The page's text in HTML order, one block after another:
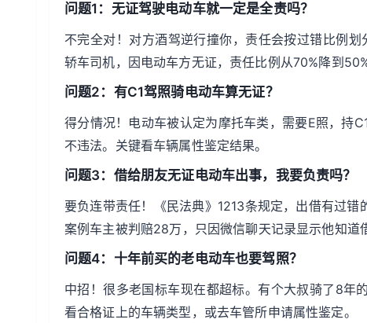
问题1：无证驾驶电动车就一定是全责吗？
不完全对！对方酒驾逆行撞你，责任会按过错比例
轿车司机，因电动车方无证，责任比例从70%降到50%
问题2：有C1驾照骑电动车算无证？
得分情况！电动车被认定为摩托车类，需要E照，持
不违法。关键看车辆属性鉴定结果。
问题3：借给朋友无证电动车出事，我要负责吗？
要负连带责任！《民法典》1213条规定，出借有过
案例车主被判赔28万，只因微信聊天记录显示他知道
问题4：十年前买的老电动车也要驾照？
中招！很多老国标车现在都超标。有个大叔骑了8年
看合格证上的车辆类型，或去车管所申请属性鉴定。